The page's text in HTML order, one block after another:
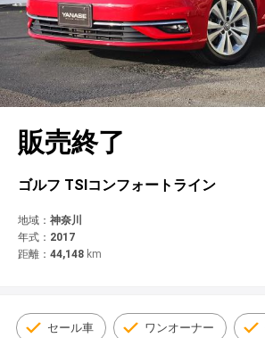
品質と保証
ローン・リース
自動車保険
カタログ情報
マイリスト
保存した検索条件
問合せ履歴
アカウントの確認・編集
車検／定期点検
コーティング
タイヤ交換
ボディ修理
企業概要
業績決算情報
プレスリリース
ヤナセの歴史
リンク
メルセデス・ベンツ認定中古車
BMW認定中古車
フォルクスワーゲン認定中古車
新車情報
プライバシーポリシー ソーシャル
利用規約 会社概要
金融商品の勧誘方針
販売終了
ゴルフ TSIコンフォートライン
地域： 神奈川
年式： 2017
距離： 44,148 km
セール車 ワンオーナー
在庫一覧
キャンセル